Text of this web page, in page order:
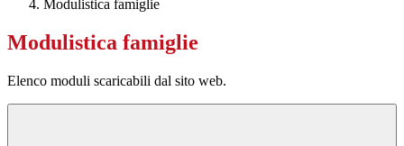
Modulistica famiglie
Modulistica famiglie
Elenco moduli scaricabili dal sito web.